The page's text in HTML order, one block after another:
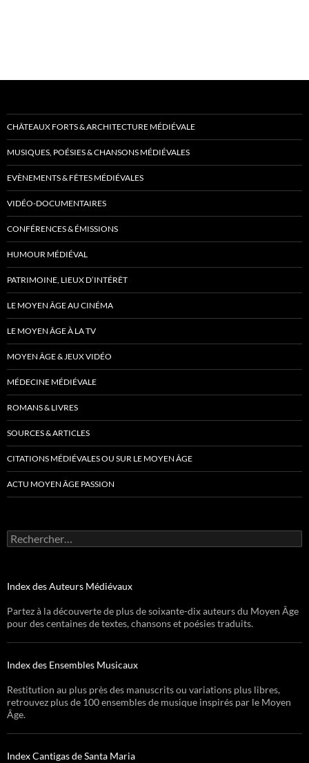
CHÂTEAUX FORTS & ARCHITECTURE MÉDIÉVALE
MUSIQUES, POÉSIES & CHANSONS MÉDIÉVALES
EVÈNEMENTS & FÊTES MÉDIÉVALES
VIDÉO-DOCUMENTAIRES
CONFÉRENCES & ÉMISSIONS
HUMOUR MÉDIÉVAL
PATRIMOINE, LIEUX D’INTÉRÊT
LE MOYEN ÂGE AU CINÉMA
LE MOYEN ÂGE À LA TV
MOYEN ÂGE & JEUX VIDÉO
MÉDECINE MÉDIÉVALE
ROMANS & LIVRES
SOURCES & ARTICLES
CITATIONS MÉDIÉVALES OU SUR LE MOYEN ÂGE
ACTU MOYEN ÂGE PASSION
Rechercher :
Index des Auteurs Médiévaux
Partez à la découverte de plus de soixante-dix auteurs du Moyen Âge
pour des centaines de textes, chansons et poésies traduits.
Index des Ensembles Musicaux
Restitution au plus près des manuscrits ou variations plus libres,
retrouvez plus de 100 ensembles de musique inspirés par le Moyen
Âge.
Index Cantigas de Santa Maria